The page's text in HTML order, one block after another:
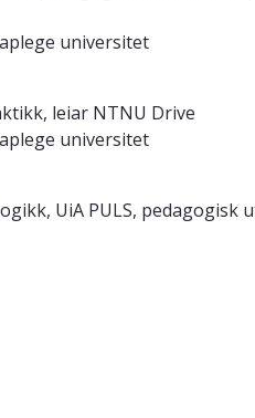
universitet
leiar NTNU Drive
universitet
UiA PULS, pedagogisk